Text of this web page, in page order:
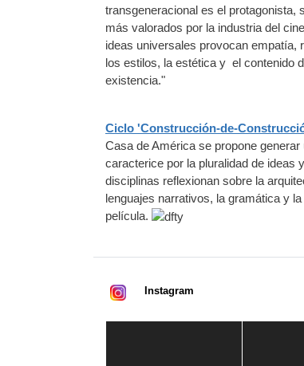
transgeneracional es el
más valorados por la industria del
ideas universales provocan empatía,
los estilos, la estética y el contenido
existencia."
Ciclo 'Construcción-de-
Casa de América se propone
caracterice por la pluralidad de ideas
disciplinas reflexionan sobre la
lenguajes narrativos, la gramática y
película.
Instagram